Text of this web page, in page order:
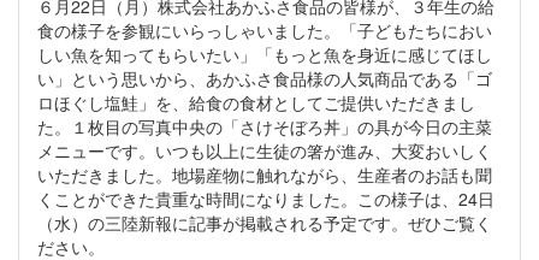
６月22日（月）株式会社あかふさ食品の皆様が、３年生の給
食の様子を参観にいらっしゃいました。「子どもたちにおい
しい魚を知ってもらいたい」「もっと魚を身近に感じてほし
い」という思いから、あかふさ食品様の人気商品である「ゴ
ロほぐし塩鮭」を、給食の食材としてご提供いただきまし
た。１枚目の写真中央の「さけそぼろ丼」の具が今日の主菜
メニューです。いつも以上に生徒の箸が進み、大変おいしく
いただきました。地場産物に触れながら、生産者のお話も聞
くことができた貴重な時間になりました。この様子は、24日
（水）の三陸新報に記事が掲載される予定です。ぜひご覧く
ださい。